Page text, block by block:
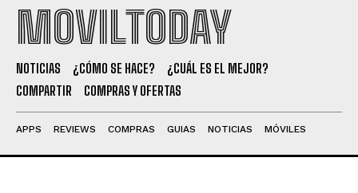
MOVILTODAY
NOTICIAS ¿CÓMO SE HACE?
¿CUÁL ES EL MEJOR?
COMPARTIR
COMPRAS Y OFERTAS
APPS REVIEWS COMPRAS GUIAS NOTICIAS MÓVILES